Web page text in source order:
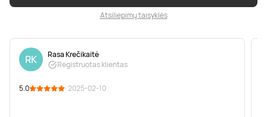
Atsiliepimų taisyklės
RK
Rasa Krečikaitė
Registruotas klientas
5.0 · 2025-02-10